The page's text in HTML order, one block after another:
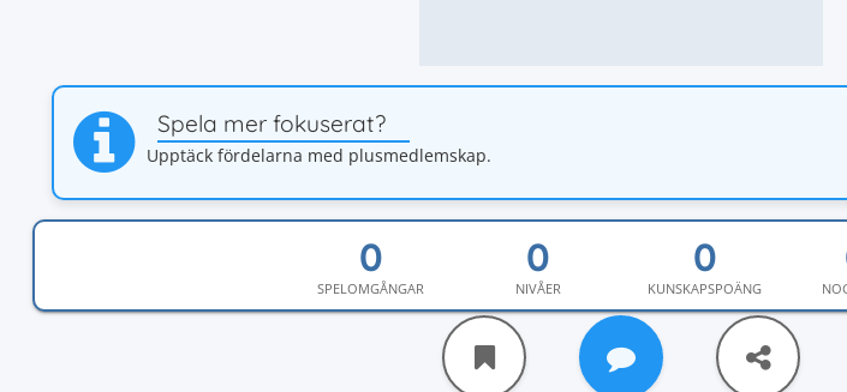
Spela mer fokuserat?
Upptäck fördelarna med plusmedlemskap.
SPELOMGÅNGAR NIVÅER KUNSKAPSPOÄNG